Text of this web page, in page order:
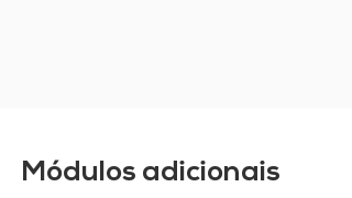
Módulos adicionais